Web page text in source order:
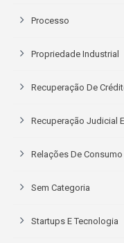
Processo
Propriedade Industrial
Recuperação De
Recuperação Judicial
Relações De Consumo
Sem Categoria
Startups E Tecnologia